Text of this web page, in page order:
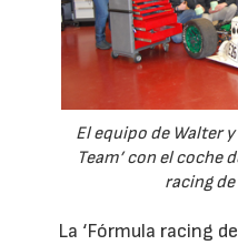
El equipo de Walter
Team’ con el coche
racing de
La ‘Fórmula racing